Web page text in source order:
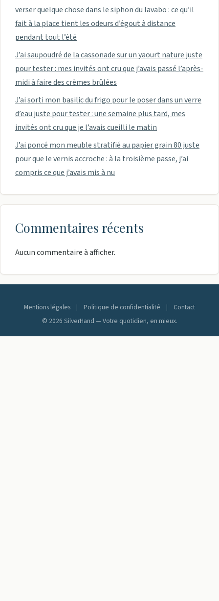
verser quelque chose dans le siphon du lavabo : ce qu’il
fait à la place tient les odeurs d’égout à distance
pendant tout l’été
J’ai saupoudré de la cassonade sur un yaourt nature juste
pour tester : mes invités ont cru que j’avais passé l’après-
midi à faire des crèmes brûlées
J’ai sorti mon basilic du frigo pour le poser dans un verre
d’eau juste pour tester : une semaine plus tard, mes
invités ont cru que je l’avais cueilli le matin
J’ai poncé mon meuble stratifié au papier grain 80 juste
pour que le vernis accroche : à la troisième passe, j’ai
compris ce que j’avais mis à nu
Commentaires récents
Aucun commentaire à afficher.
Mentions légales | Politique de confidentialité |
Contact
© 2026 SilverHand — Votre quotidien, en mieux.